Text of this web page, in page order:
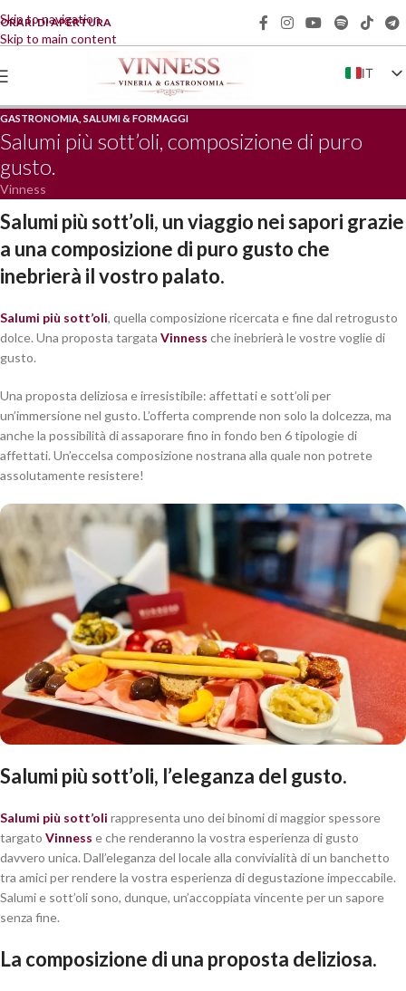
Skip to navigation
Skip to main content
ORARI DI APERTURA
IT
EN
GASTRONOMIA SALUMI & FORMAGGI
Salumi più sott’oli, composizione di puro
gusto.
Vinness
Salumi più sott’oli, un viaggio nei sapori grazie
a una composizione di puro gusto che
inebrierà il vostro palato.
Salumi più sott’oli, quella composizione ricercata e fine dal retrogusto
dolce. Una proposta targata Vinness che inebrierà le vostre voglie di
gusto.
Una proposta deliziosa e irresistibile: affettati e sott’oli per
un’immersione nel gusto. L’offerta comprende non solo la dolcezza, ma
anche la possibilità di assaporare fino in fondo ben 6 tipologie di
affettati. Un’eccelsa composizione nostrana alla quale non potrete
assolutamente resistere!
Salumi più sott’oli, l’eleganza del gusto.
Salumi più sott’oli rappresenta uno dei binomi di maggior spessore
targato Vinness e che renderanno la vostra esperienza di gusto
davvero unica. Dall’eleganza del locale alla convivialità di un banchetto
tra amici per rendere la vostra esperienza di degustazione impeccabile.
Salumi e sott’oli sono, dunque, un’accoppiata vincente per un sapore
senza fine.
La composizione di una proposta deliziosa.